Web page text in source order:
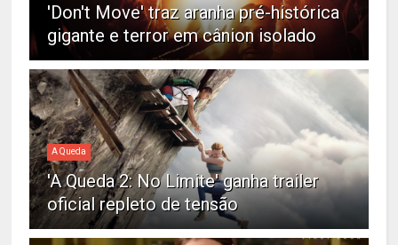
'Don't Move' traz aranha pré-histórica
gigante e terror em cânion isolado
A Queda
'A Queda 2: No Limite' ganha trailer
oficial repleto de tensão